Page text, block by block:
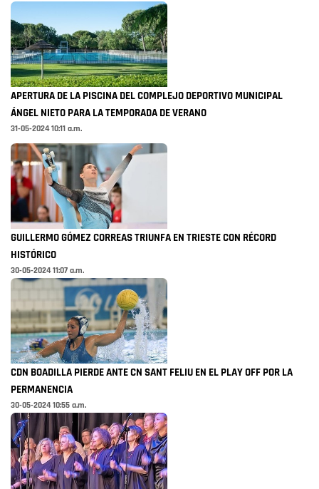
APERTURA DE LA PISCINA DEL COMPLEJO DEPORTIVO MUNICIPAL
ÁNGEL NIETO PARA LA TEMPORADA DE VERANO
31-05-2024 10:11 a.m.
GUILLERMO GÓMEZ CORREAS TRIUNFA EN TRIESTE CON RÉCORD
HISTÓRICO
30-05-2024 11:07 a.m.
CDN BOADILLA PIERDE ANTE CN SANT FELIU EN EL PLAY OFF POR LA
PERMANENCIA
30-05-2024 10:55 a.m.